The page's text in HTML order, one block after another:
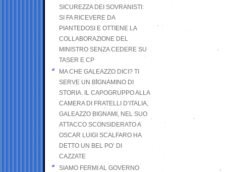
SICUREZZA DEI SOVRANISTI:
SI FA RICEVERE DA
PIANTEDOSI E OTTIENE LA
COLLABORAZIONE DEL
MINISTRO SENZA CEDERE SU
TASER E CP
MA CHE GALEAZZO DICI? TI
SERVE UN BIGNAMINO DI
STORIA. IL CAPOGRUPPO ALLA
CAMERA DI FRATELLI D’ITALIA,
GALEAZZO BIGNAMI, NEL SUO
ATTACCO SCONSIDERATO A
OSCAR LUIGI SCALFARO HA
DETTO UN BEL PO’ DI
CAZZATE
SIAMO FERMI AL GOVERNO